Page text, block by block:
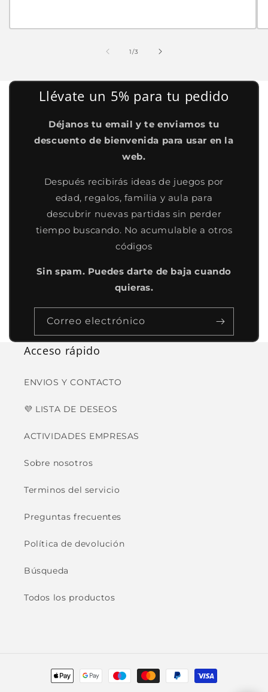
1/de
3
Llévate un 5% para tu pedido
Déjanos tu email y te enviamos tu
descuento de bienvenida para usar en la
web.
Después recibirás ideas de juegos por
edad, regalos, familia y aula para
descubrir nuevas partidas sin perder
tiempo buscando. No acumulable a otros
códigos
Sin spam. Puedes darte de baja cuando
quieras.
Correo electrónico
Acceso rápido
ENVIOS Y CONTACTO
💜 LISTA DE DESEOS
ACTIVIDADES EMPRESAS
Sobre nosotros
Terminos del servicio
Preguntas frecuentes
Política de devolución
Búsqueda
Todos los productos
Formas
de